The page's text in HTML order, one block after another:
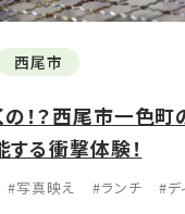
西尾市
の！？西尾市一色
る衝撃体験！
#写真映え #ランチ #デ